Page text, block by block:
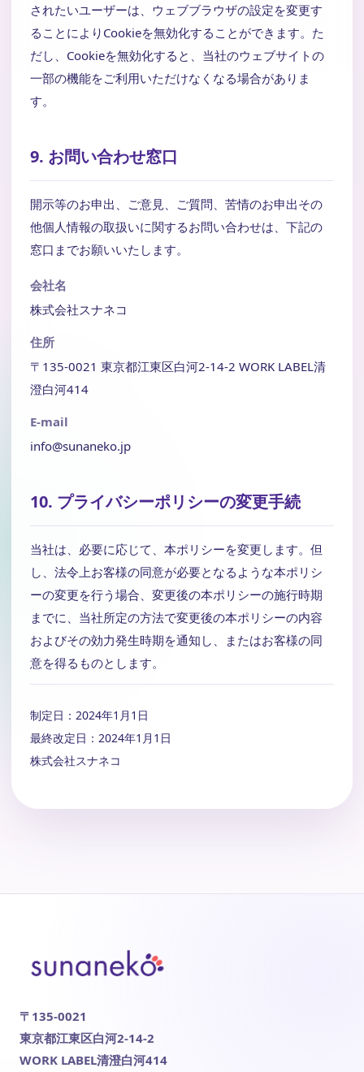
されたいユーザーは、ウェブブラウザの設定を変更す
ることによりCookieを無効化することができます。た
だし、Cookieを無効化すると、当社のウェブサイトの
一部の機能をご利用いただけなくなる場合がありま
す。
9. お問い合わせ窓口
開示等のお申出、ご意見、ご質問、苦情のお申出その
他個人情報の取扱いに関するお問い合わせは、下記の
窓口までお願いいたします。
会社名
株式会社スナネコ
住所
〒135-0021 東京都江東区白河2-14-2 WORK LABEL清
澄白河414
E-mail
info@sunaneko.jp
10. プライバシーポリシーの変更手続
当社は、必要に応じて、本ポリシーを変更します。但
し、法令上お客様の同意が必要となるような本ポリシ
ーの変更を行う場合、変更後の本ポリシーの施行時期
までに、当社所定の方法で変更後の本ポリシーの内容
およびその効力発生時期を通知し、またはお客様の同
意を得るものとします。
制定日：2024年1月1日
最終改定日：2024年1月1日
株式会社スナネコ
〒135-0021
東京都江東区白河2-14-2
WORK LABEL清澄白河414